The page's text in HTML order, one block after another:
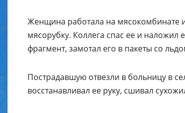
Женщина работала на мясокомбинате
мясорубку. Коллега спас ее и
фрагмент, замотал его в пакеты со
Пострадавшую отвезли в больницу в
восстанавливал ее руку, сшивал